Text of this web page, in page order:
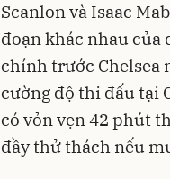
Scanlon và Isaac
đoạn khác nhau
chính trước Chelsea
cường độ thi đấu tại
có vỏn vẹn 42 phút
đầy thử thách nếu